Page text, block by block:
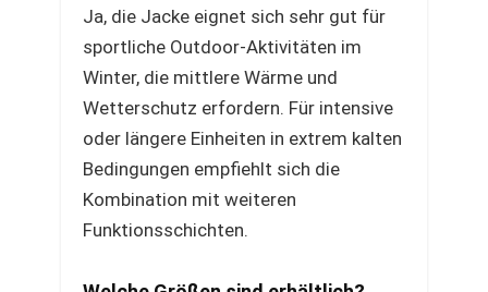
Ja, die Jacke eignet sich sehr gut für
sportliche Outdoor-Aktivitäten im
Winter, die mittlere Wärme und
Wetterschutz erfordern. Für intensive
oder längere Einheiten in extrem kalten
Bedingungen empfiehlt sich die
Kombination mit weiteren
Funktionsschichten.